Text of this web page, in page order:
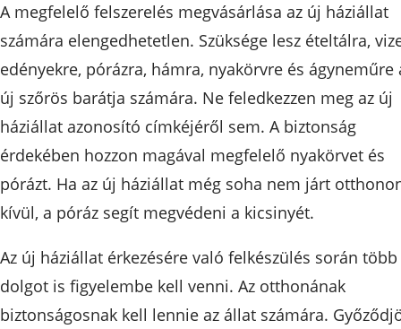
A megfelelő felszerelés megvásárlása az új háziállat
számára elengedhetetlen. Szüksége lesz ételtálra,
edényekre, pórázra, hámra, nyakörvre és ágyneműre
új szőrös barátja számára. Ne feledkezzen meg az új
háziállat azonosító címkéjéről sem. A biztonság
érdekében hozzon magával megfelelő nyakörvet és
pórázt. Ha az új háziállat még soha nem járt
kívül, a póráz segít megvédeni a kicsinyét.
Az új háziállat érkezésére való felkészülés során több
dolgot is figyelembe kell venni. Az otthonának
biztonságosnak kell lennie az állat számára.